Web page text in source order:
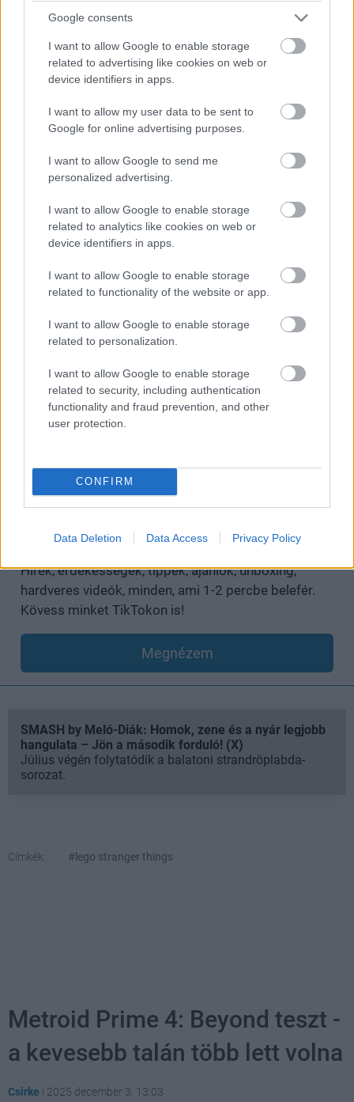
Google consents
I want to allow Google to enable storage
related to advertising like cookies on web or
device identifiers in apps.
I want to allow my user data to be sent to
Google for online advertising purposes.
I want to allow Google to send me
personalized advertising.
I want to allow Google to enable storage
related to analytics like cookies on web or
device identifiers in apps.
I want to allow Google to enable storage
related to functionality of the website or app.
I want to allow Google to enable storage
related to personalization.
I want to allow Google to enable storage
related to security, including authentication
functionality and fraud prevention, and other
user protection.
CONFIRM
Data Deletion Data Access Privacy Policy
A GS már a TikTokon is vár
Hírek, érdekességek, tippek, ajánlók, unboxing,
hardveres videók, minden, ami 1-2 percbe belefér.
Kövess minket TikTokon is!
Megnézem
SMASH by Meló-Diák: Homok, zene és a nyár legjobb
hangulata – Jön a második forduló! (X)
Július végén folytatódik a balatoni strandröplabda-
sorozat.
Címkék: #lego stranger things
Metroid Prime 4: Beyond teszt -
a kevesebb talán több lett volna
Csirke | 2025 december 3. 13:03